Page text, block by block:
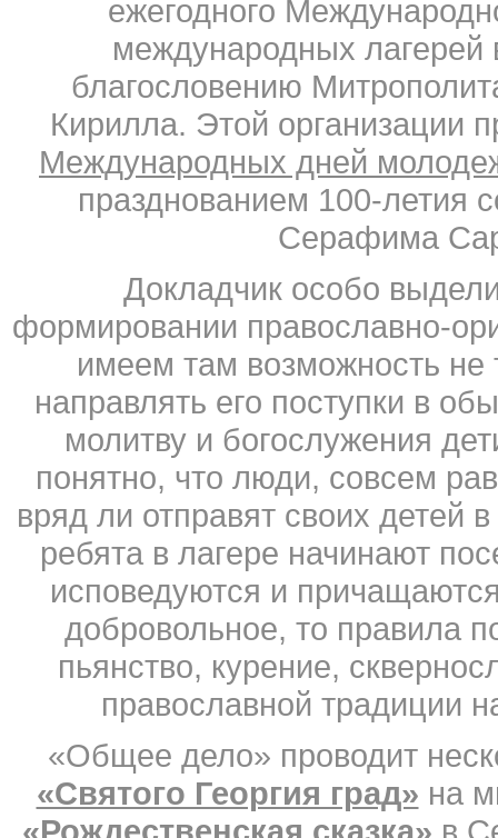
ежегодного
международных
благословению
Кирилла. Этой организации
Международных дней
празднованием 100-летия
Серафима
Докладчик особо
формировании православно-
имеем там возможность не
направлять его поступки в
молитву и богослужения
понятно, что люди, совсем
вряд ли отправят своих детей
ребята в лагере начинают
исповедуются и
добровольное, то правила
пьянство, курение,
православной традиции
«Общее дело» проводит
«Святого Георгия град» на